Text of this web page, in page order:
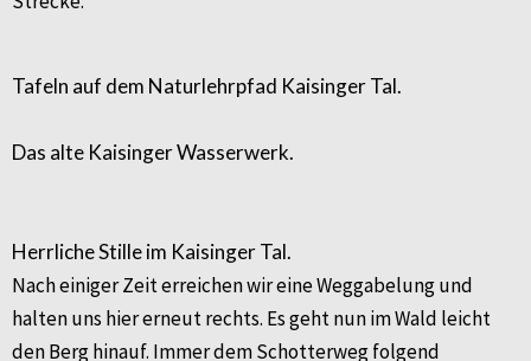
Tafeln auf dem Naturlehrpfad Kaisinger Tal.
Das alte Kaisinger Wasserwerk.
Herrliche Stille im Kaisinger Tal.
Nach einiger Zeit erreichen wir eine Weggabelung und
halten uns hier erneut rechts. Es geht nun im Wald leicht
den Berg hinauf. Immer dem Schotterweg folgend